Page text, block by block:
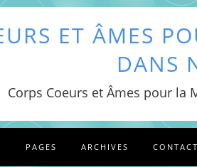
ET ÂMES
DANS
Corps Coeurs et Âmes pour la
PAGES ARCHIVES CONTACT